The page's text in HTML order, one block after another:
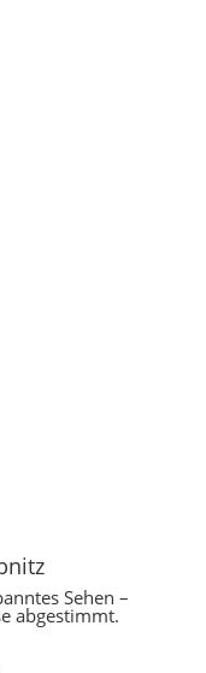
Sehen –
abgestimmt.